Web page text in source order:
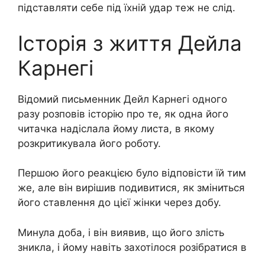
підставляти себе під їхній удар теж не слід.
Історія з життя Дейла
Карнегі
Відомий письменник Дейл Карнегі одного
разу розповів історію про те, як одна його
читачка надіслала йому листа, в якому
розкритикувала його роботу.
Першою його реакцією було відповісти їй тим
же, але він вирішив подивитися, як зміниться
його ставлення до цієї жінки через добу.
Минула доба, і він виявив, що його злість
зникла, і йому навіть захотілося розібратися в